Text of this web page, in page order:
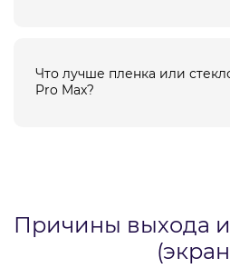
Что лучше пленка или
Pro Max?
Причины выхода